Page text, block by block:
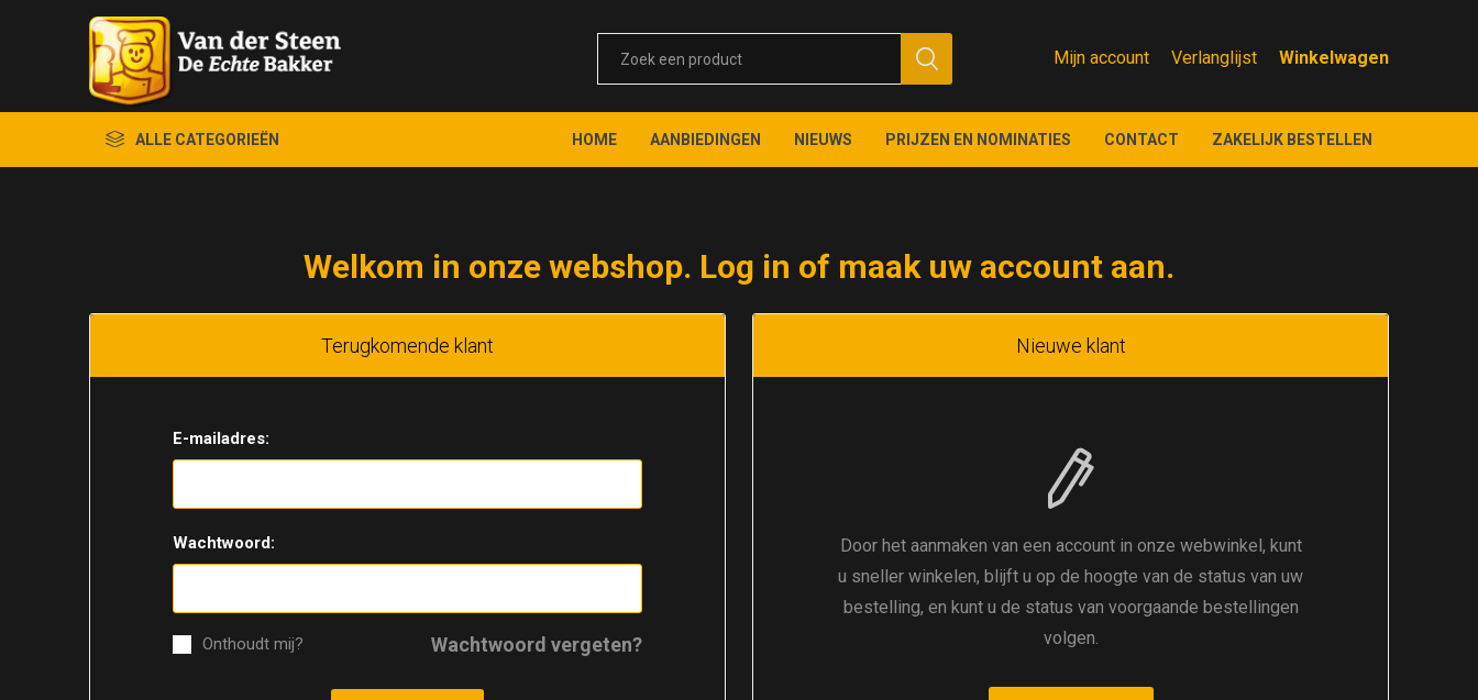
Mijn account Verlanglijst
ALLE CATEGORIEËN HOME AANBIEDINGEN NIEUWS PRIJZEN EN NOMINATIES CONTACT ZAKELIJK BESTELLEN
Welkom in onze webshop. Log in of maak uw account aan.
Nieuwe klant
Door het aanmaken van een account in onze webwinkel, kunt
u sneller winkelen, blijft u op de hoogte van de status van uw
bestelling, en kunt u de status van voorgaande bestellingen
volgen.
Terugkomende klant
E-mailadres:
Wachtwoord:
Wachtwoord vergeten?
Onthoudt mij?